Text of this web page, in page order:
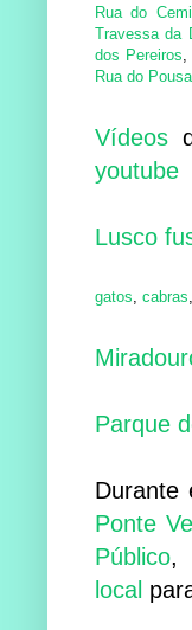
Rua do
Travessa da
dos Pereiros
Rua do
Vídeos
youtube
Lusco
gatos cabras
Parque
Durante
Ponte
Público,
local